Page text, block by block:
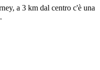
a 3 km dal centro c'è una